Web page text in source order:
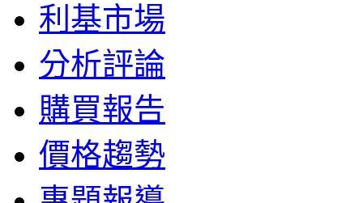
利基市場
分析評論
購買報告
價格趨勢